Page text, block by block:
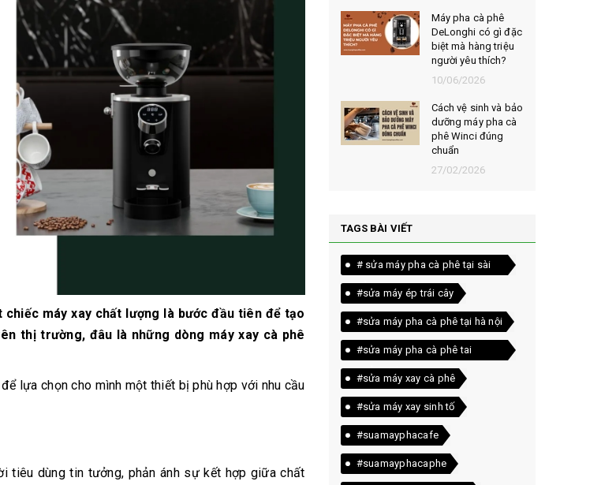
máy xay chất lượng là bước đầu tiên để tạo
thị trường, đâu là những dòng máy xay cà phê
lựa chọn cho mình một thiết bị phù hợp với nhu cầu
tiêu dùng tin tưởng, phản ánh sự kết hợp giữa chất
Máy pha cà phê
DeLonghi có gì đặc
biệt mà hàng triệu
người yêu thích?
10/06/2026
Cách vệ sinh và bảo
dưỡng máy pha cà
phê Winci đúng
chuẩn
27/02/2026
Bí quyết chọn mua
cà phê hạt rang
mộc thơm ngon,
chuẩn vị
10/06/2026
10/06/2026
Máy pha cà phê
DeLonghi có gì đặc
biệt mà hàng triệu
người yêu thích?
10/06/2026
Cách vệ sinh và bảo
dưỡng máy pha cà
phê Winci đúng
chuẩn
27/02/2026
TAGS BÀI VIẾT
# sửa máy pha cà phê tại sài
gòn
#sửa máy ép trái cây
#sửa máy pha cà phê tại hà nội
#sửa máy pha cà phê tai
quảng trị
#sửa máy xay cà phê
#sửa máy xay sinh tố
#suamayphacafe
#suamayphacaphe